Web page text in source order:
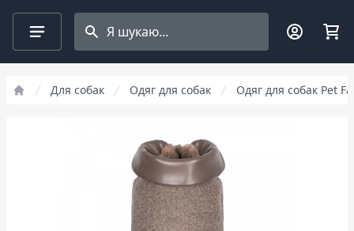
Search projects
Для собак Одяг для собак Одяг для собак Pet